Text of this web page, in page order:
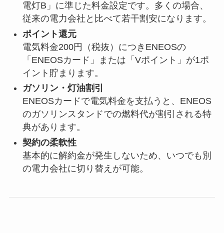
電灯B」に準じた料金設定です。多くの場合、
従来の電力会社と比べて若干割安になります。
ポイント還元
電気料金200円（税抜）につきENEOSの
「ENEOSカード」または「Vポイント」が1ポ
イント貯まります。
ガソリン・灯油割引
ENEOSカードで電気料金を支払うと、ENEOS
のガソリンスタンドでの燃料代が割引される特
典があります。
契約の柔軟性
基本的に解約金が発生しないため、いつでも別
の電力会社に切り替えが可能。